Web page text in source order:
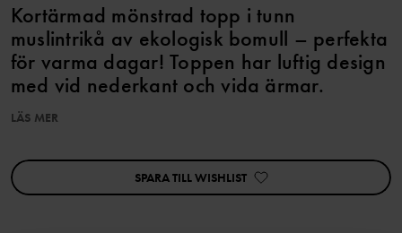
Kortärmad mönstrad topp i tunn
muslintrikå av ekologisk bomull – perfekta
för varma dagar! Toppen har luftig design
med vid nederkant och vida ärmar.
Artikelnummer:60603618
LÄS MER
SPARA TILL WISHLIST